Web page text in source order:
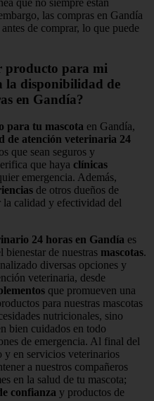
que no siempre están
las compras en Gandía
de comprar, lo que puede
producto para mi
la disponibilidad de
en Gandía?
para tu mascota en Gandía,
de atención veterinaria 24
que sean seguros y
que haya clínicas
emergencia. Además,
de otros dueños de
la calidad y efectividad del
24 horas en Gandía es
bienestar de nuestras mascotas.
diversas opciones y
veterinaria, desde
que promueven una
para nuestras mascotas
nutricionales, sino
bien cuidados en todo
de emergencia. Al final del
y en servicios veterinarios
a nuestros compañeros
en la salud de tu mascota;
confianza y productos de